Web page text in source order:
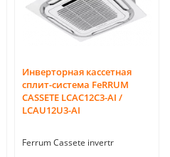
Инверторная кассетная
сплит-система FeRRUM
CASSETE LCAC12C3-AI /
LCAU12U3-AI
Ferrum Cassete invertr